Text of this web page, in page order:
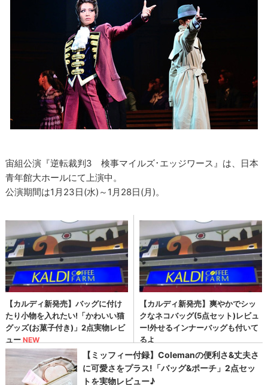
宙組公演『逆転裁判3 検事マイルズ･エッジワース』は、日本
青年館大ホールにて上演中。
公演期間は1月23日(水)～1月28日(月)。